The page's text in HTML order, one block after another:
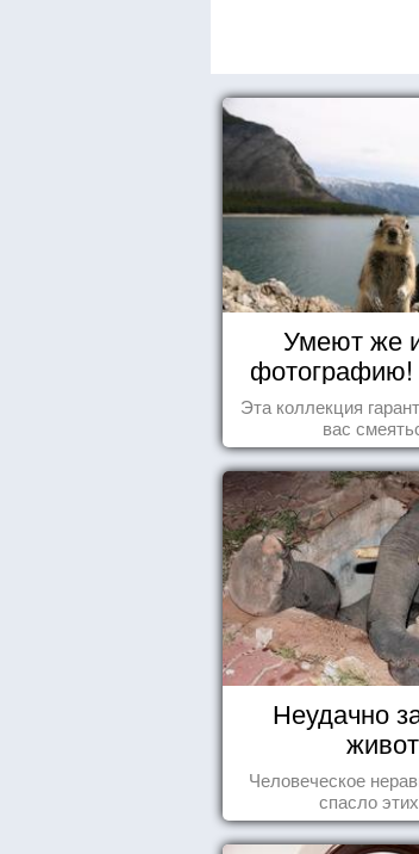
Умеют же
Эта коллекция
вас
Неудачно
Человеческое
спасло